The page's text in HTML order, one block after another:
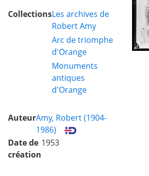
(gravure)
CollectionsLes archives de
Robert Amy
Arc de triomphe
d'Orange
Monuments
antiques
d'Orange
AuteurAmy, Robert (1904-
1986)
Date de
création
1953